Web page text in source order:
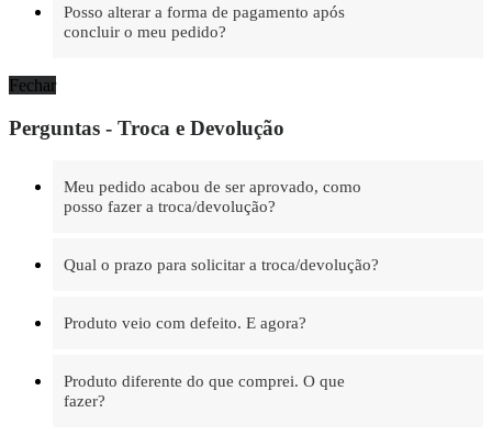
Posso alterar a forma de pagamento após
concluir o meu pedido?
Fechar
Perguntas - Troca e Devolução
Meu pedido acabou de ser aprovado, como
posso fazer a troca/devolução?
Qual o prazo para solicitar a troca/devolução?
Produto veio com defeito. E agora?
Produto diferente do que comprei. O que
fazer?